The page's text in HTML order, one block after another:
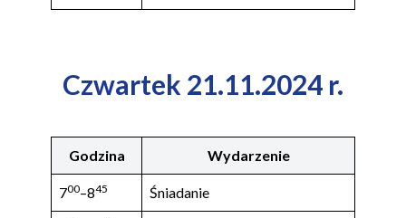
Czwartek 21.11.2024 r.
Godzina Wydarzenie
700–845 Śniadanie